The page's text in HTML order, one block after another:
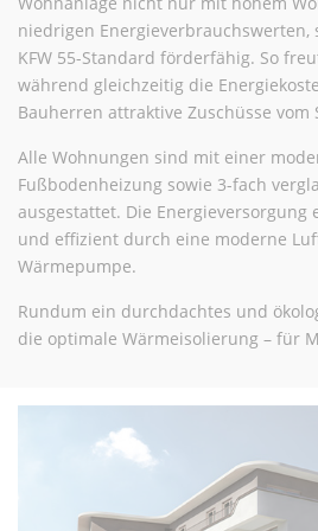
niedrigen Energieverbrauchswerten,
KFW 55-Standard förderfähig. So
während gleichzeitig die
Bauherren attraktive Zuschüsse vom
Alle Wohnungen sind mit einer
Fußbodenheizung sowie 3-fach
ausgestattet. Die
und effizient durch eine moderne
Wärmepumpe.
Rundum ein durchdachtes und
die optimale Wärmeisolierung – für